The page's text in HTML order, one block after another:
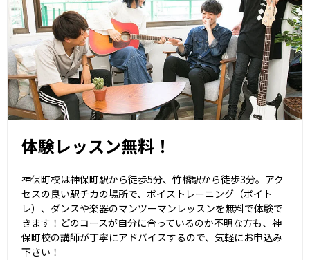
体験レッスン無料！
神保町校は神保町駅から徒歩5分、竹橋駅から徒歩3分。アク
セスの良い駅チカの場所で、ボイストレーニング（ボイト
レ）、ダンスや楽器のマンツーマンレッスンを無料で体験で
きます！どのコースが自分に合っているのか不明な方も、神
保町校の講師が丁寧にアドバイスするので、気軽にお申込み
下さい！